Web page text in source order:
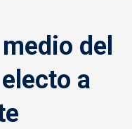
del
a